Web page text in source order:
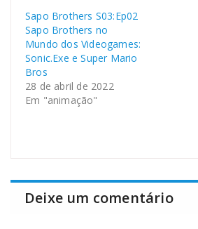
Sapo Brothers S03:Ep02
Sapo Brothers no
Mundo dos Videogames:
Sonic.Exe e Super Mario
Bros
28 de abril de 2022
Em "animação"
Deixe um comentário